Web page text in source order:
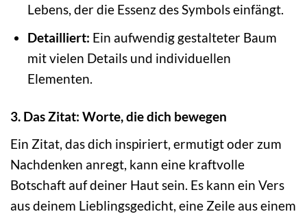
Lebens, der die Essenz des Symbols einfängt.
Detailliert: Ein aufwendig gestalteter Baum
mit vielen Details und individuellen
Elementen.
3. Das Zitat: Worte, die dich bewegen
Ein Zitat, das dich inspiriert, ermutigt oder zum
Nachdenken anregt, kann eine kraftvolle
Botschaft auf deiner Haut sein. Es kann ein Vers
aus deinem Lieblingsgedicht, eine Zeile aus einem